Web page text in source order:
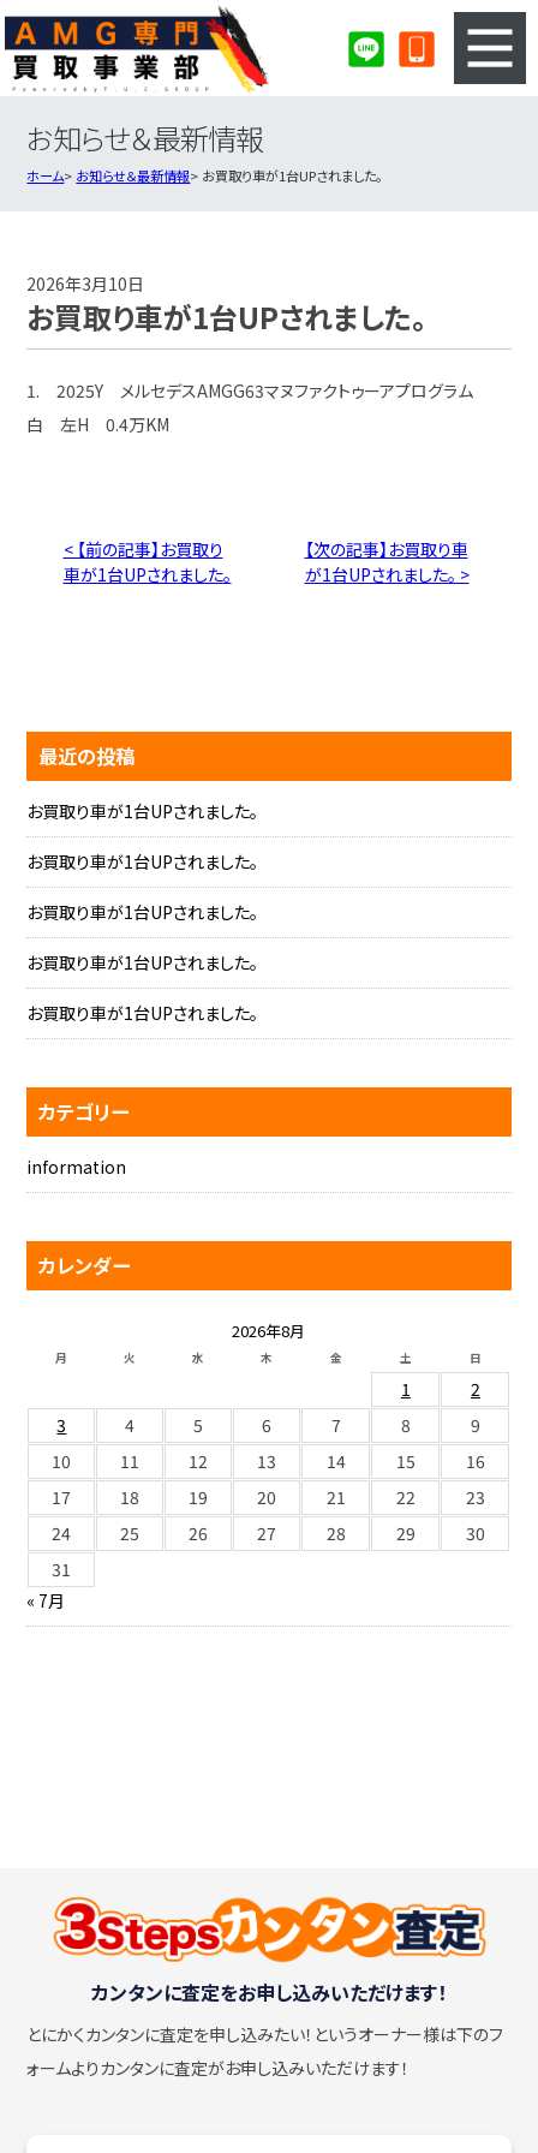
3ステップのカンタン査定
AMG買取実績
お知らせ＆最新情報
ホーム お知らせ＆最新情報 お買取り車が1台UPされました。
2026年3月10日
お買取り車が1台UPされました。
1. 2025Y メルセデスAMGG63マヌファクトゥーアプログラム
白 左H 0.4万KM
< 【前の記事】お買取り
車が1台UPされました。
【次の記事】お買取り車
が1台UPされました。 >
最近の投稿
お買取り車が1台UPされました。
お買取り車が1台UPされました。
お買取り車が1台UPされました。
お買取り車が1台UPされました。
お買取り車が1台UPされました。
カテゴリー
information
カレンダー
2026年8月
月 火 水 木 金 土 日
1
2
3
4 5 6 7 8
9
10
11 12 13 14 15
16
17
18 19 20 21 22
23
24
25 26 27 28 29
30
31
« 7月
カンタンに査定をお申し込みいただけます！
とにかくカンタンに査定を申し込みたい！ というオーナー様は下のフ
ォームよりカンタンに査定がお申し込みいただけます！